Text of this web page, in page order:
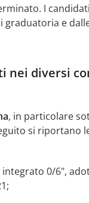
I
e
diversi
, in particolare
si riportano
0/6",